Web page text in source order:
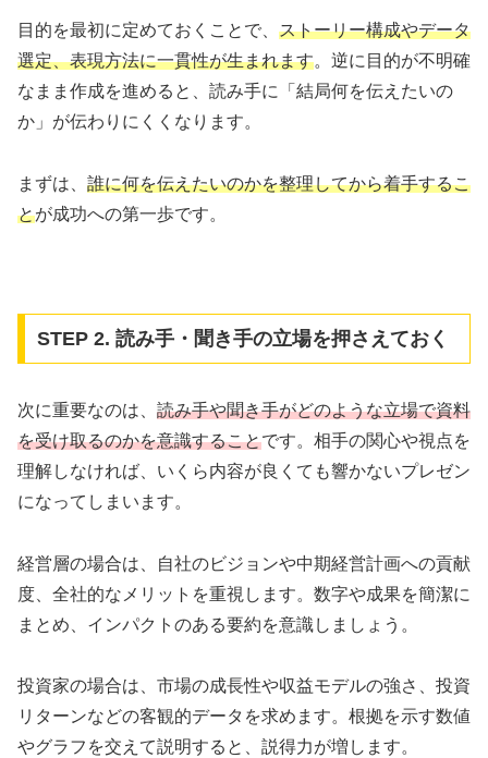
目的を最初に定めておくことで、 ストーリー構成やデータ
選定、表現方法に一貫性が生まれます。逆に目的が不明確
なまま作成を進めると、読み手に「結局何を伝えたいの
か」が伝わりにくくなります。
まずは、 誰に何を伝えたいのかを整理してから着手するこ
とが成功への第一歩です。
STEP 2. 読み手・聞き手の立場を押さえておく
次に重要なのは、 読み手や聞き手がどのような立場で資料
を受け取るのかを意識することです。相手の関心や視点を
理解しなければ、いくら内容が良くても響かないプレゼン
になってしまいます。
経営層の場合は、自社のビジョンや中期経営計画への貢献
度、全社的なメリットを重視します。数字や成果を簡潔に
まとめ、インパクトのある要約を意識しましょう。
投資家の場合は、市場の成長性や収益モデルの強さ、投資
リターンなどの客観的データを求めます。根拠を示す数値
やグラフを交えて説明すると、説得力が増します。